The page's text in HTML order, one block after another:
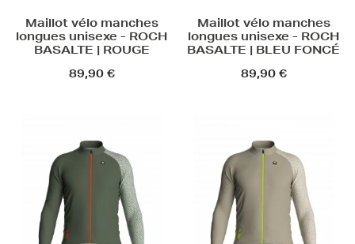
Maillot vélo manches
longues unisexe - ROCH
BASALTE | ROUGE
89,90 €
Maillot vélo manches
longues unisexe - ROCH
BASALTE | BLEU FONCÉ
89,90 €